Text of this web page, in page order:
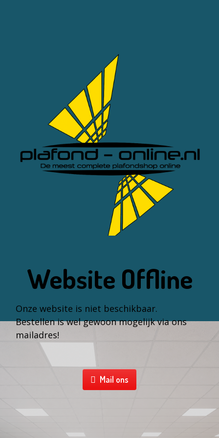
Website Offline
Onze website is niet beschikbaar.
Bestellen is wel gewoon mogelijk via ons
mailadres!
Mail ons